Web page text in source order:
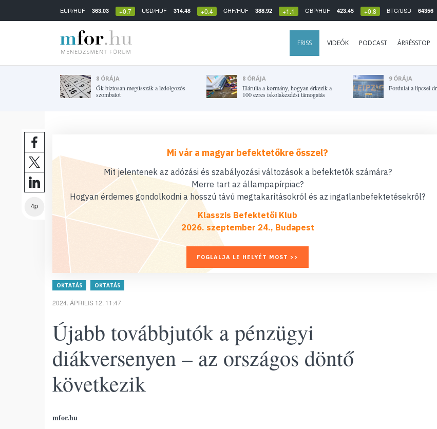
EUR/HUF 363.03 +0.7 USD/HUF 314.48 +0.4 CHF/HUF 388.92 +1.1 GBP/HUF 423.45 +0.8 BTC/USD 64356
FRISS VIDEÓK PODCAST ÁRRÉSSTOP
8 ÓRÁJA
Ők biztosan megússzák a ledolgozós
szombatot
8 ÓRÁJA
Elárulta a kormány, hogyan érkezik a
100 ezres iskolakezdési támogatás
9 ÓRÁJA
Fordulat a lipcsei
4p
Mi vár a magyar befektetőkre ősszel?
Mit jelentenek az adózási és szabályozási változások a befektetők számára?
Merre tart az állampapírpiac?
Hogyan érdemes gondolkodni a hosszú távú megtakarításokról és az ingatlanbefektetésekről?
Klasszis Befektetői Klub
2026. szeptember 24., Budapest
FOGLALJA LE HELYÉT MOST >>
OKTATÁS OKTATÁS
2024. ÁPRILIS 12. 11:47
Újabb továbbjutók a pénzügyi
diákversenyen – az országos döntő
következik
mfor.hu